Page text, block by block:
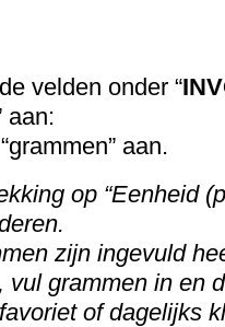
velden onder “
aan:
aan.
op “Eenheid
zijn ingevuld
grammen in en
of dagelijks